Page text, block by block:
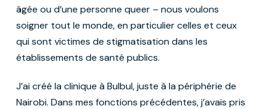
âgée ou d’une personne queer – nous voulons
soigner tout le monde, en particulier celles et ceux
qui sont victimes de stigmatisation dans les
établissements de santé publics.
J’ai créé la clinique à Bulbul, juste à la périphérie de
Nairobi. Dans mes fonctions précédentes, j’avais pris